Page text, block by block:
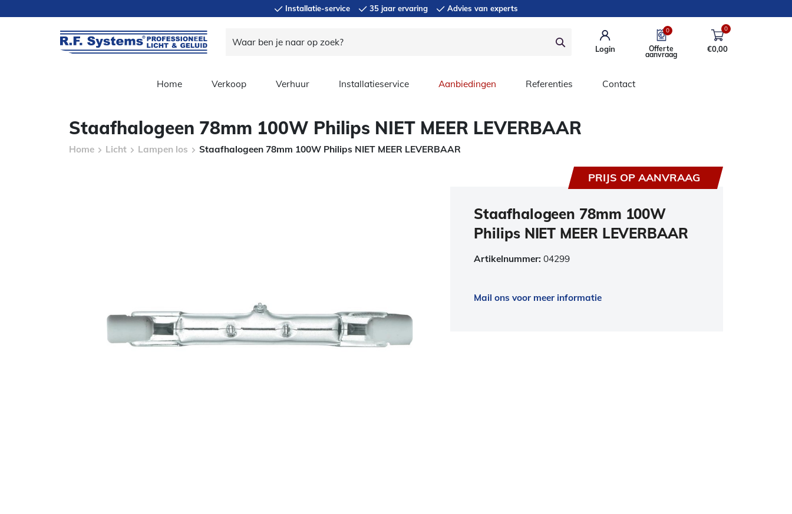
Installatie-service 35 jaar ervaring Advies van experts
Login
0
Offerte
aanvraag
0
€0,00
Home Verkoop Verhuur Installatieservice Aanbiedingen Referenties Contact
Staafhalogeen 78mm 100W Philips NIET MEER LEVERBAAR
Home Licht Lampen los Staafhalogeen 78mm 100W Philips NIET MEER LEVERBAAR
PRIJS OP AANVRAAG
Staafhalogeen 78mm 100W
Philips NIET MEER LEVERBAAR
Artikelnummer:04299
Mail ons voor meer informatie